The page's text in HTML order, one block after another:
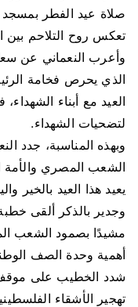
صلاة عيد الفطر بمسجد
تعكس روح التلاحم بين
وأعرب النعماني عن
الذي يحرص فخامة
العيد مع أبناء
لتضحيات الشهداء.
وبهذه المناسبة، جدد
الشعب المصري والأمة
يعيد هذا العيد بالخير
وجدير بالذكر ألقى
مشيدًا بصمود الشعب
أهمية وحدة الصف
شدد الخطيب على موقف
تهجير الأشقاء